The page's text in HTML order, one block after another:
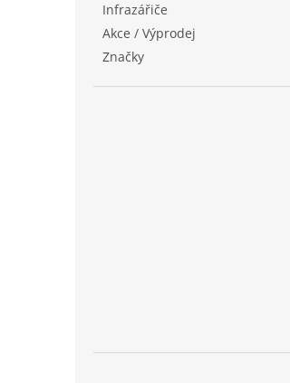
Infrazářiče
Akce / Výprodej
Značky